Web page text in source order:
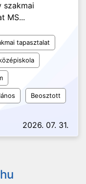
szakmai
MS...
tapasztalat
Beosztott
2026. 07. 31.